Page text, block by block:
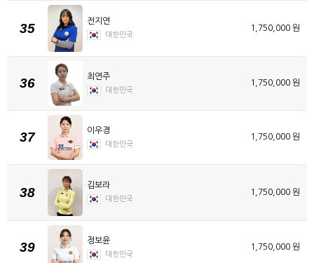
35 전지연
대한민국
1,750,000 원
36 최연주
대한민국
1,750,000 원
37 이우경
대한민국
1,750,000 원
38 김보라
대한민국
1,750,000 원
39 정보윤
대한민국
1,750,000 원